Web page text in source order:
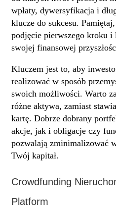
wpłaty, dywersyfikacja i
klucze do sukcesu.
podjęcie pierwszego kroku i
swojej finansowej
Kluczem jest to, aby
realizować w sposób
swoich możliwości. Warto
różne aktywa, zamiast
kartę. Dobrze dobrany
akcje, jak i obligacje czy
pozwalają zminimalizować
Twój kapitał.
Crowdfunding
Platform